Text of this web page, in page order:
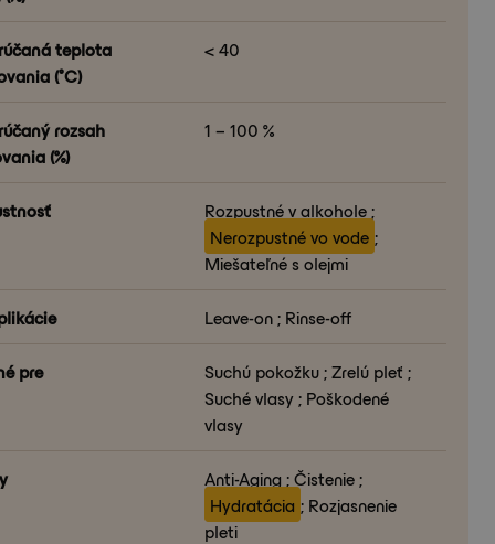
teplota
(°C)
< 40
rozsah
(%)
1 – 100 %
Rozpustné v alkohole ;
Nerozpustné vo vode ;
Miešateľné s olejmi
Leave-on ; Rinse-off
pre
Suchú pokožku ; Zrelú pleť ;
Suché vlasy ; Poškodené
vlasy
Anti-Aging ; Čistenie ;
Hydratácia ; Rozjasnenie
pleti